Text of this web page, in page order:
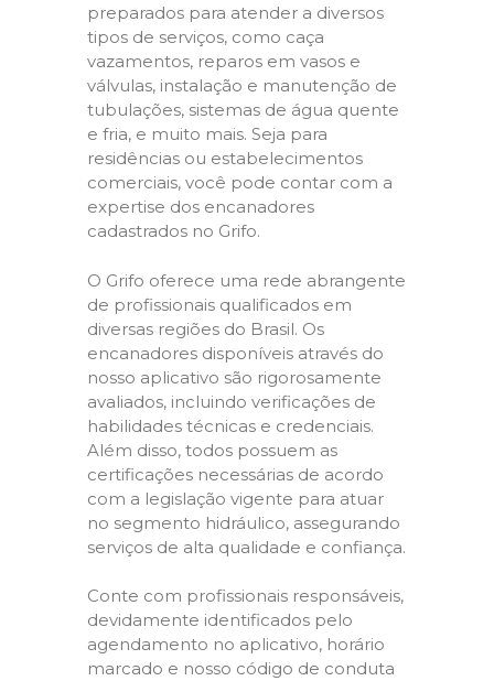
preparados para atender a diversos
tipos de serviços, como caça
vazamentos, reparos em vasos e
válvulas, instalação e manutenção de
tubulações, sistemas de água quente
e fria, e muito mais. Seja para
residências ou estabelecimentos
comerciais, você pode contar com a
expertise dos encanadores
cadastrados no Grifo.
O Grifo oferece uma rede abrangente
de profissionais qualificados em
diversas regiões do Brasil. Os
encanadores disponíveis através do
nosso aplicativo são rigorosamente
avaliados, incluindo verificações de
habilidades técnicas e credenciais.
Além disso, todos possuem as
certificações necessárias de acordo
com a legislação vigente para atuar
no segmento hidráulico, assegurando
serviços de alta qualidade e confiança.
Conte com profissionais responsáveis,
devidamente identificados pelo
agendamento no aplicativo, horário
marcado e nosso código de conduta